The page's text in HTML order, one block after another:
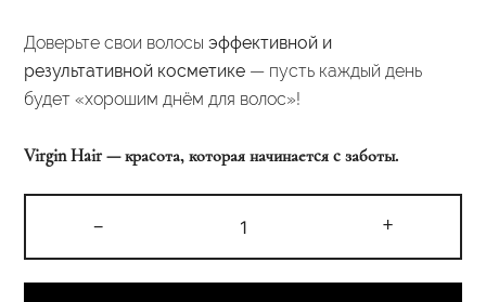
Доверьте свои волосы эффективной и
результативной косметике— пусть каждый день
будет «хорошим днём для волос»!
Virgin Hair — красота, которая начинается с заботы.
-
товара
Экспресс-
+